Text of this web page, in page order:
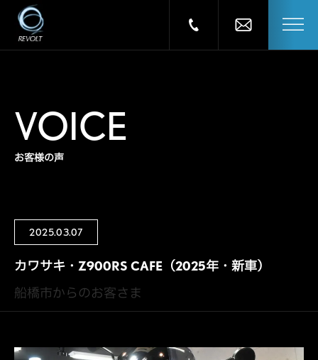
VOICE
お客様の声
2025.03.07
カワサキ・Z900RS CAFE（2025年・新車）
船橋市からのお客さま